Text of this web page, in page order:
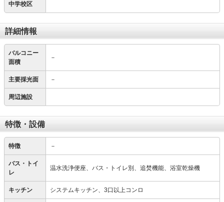
中学校区
詳細情報
バルコニー
面積
－
主要採光面 －
周辺施設
特徴・設備
特徴 －
バス・トイ
レ
温水洗浄便座、バス・トイレ別、追焚機能、浴室乾燥機
キッチン システムキッチン、3口以上コンロ